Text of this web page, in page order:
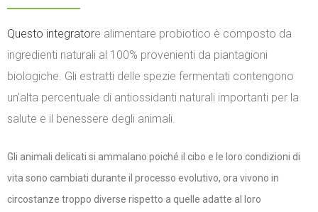
Questo integratore alimentare probiotico è composto da
ingredienti naturali al 100% provenienti da piantagioni
biologiche. Gli estratti delle spezie fermentati contengono
un’alta percentuale di antiossidanti naturali importanti per la
salute e il benessere degli animali.
Gli animali delicati si ammalano poiché il cibo e le loro condizioni di
vita sono cambiati durante il processo evolutivo, ora vivono in
circostanze troppo diverse rispetto a quelle adatte al loro